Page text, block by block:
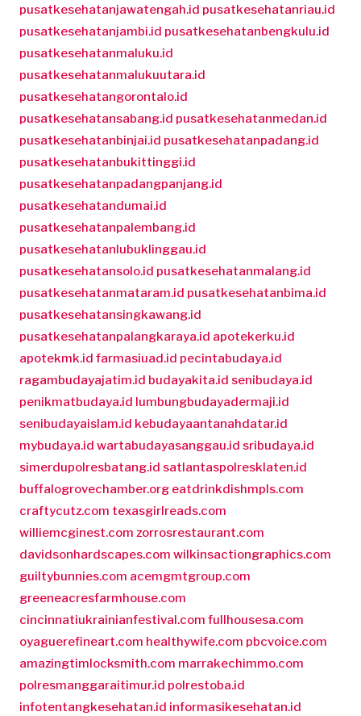
pusatkesehatanjawatengah.id pusatkesehatanriau.id
pusatkesehatanjambi.id pusatkesehatanbengkulu.id
pusatkesehatanmaluku.id
pusatkesehatanmalukuutara.id
pusatkesehatangorontalo.id
pusatkesehatansabang.id pusatkesehatanmedan.id
pusatkesehatanbinjai.id pusatkesehatanpadang.id
pusatkesehatanbukittinggi.id
pusatkesehatanpadangpanjang.id
pusatkesehatandumai.id
pusatkesehatanpalembang.id
pusatkesehatanlubuklinggau.id
pusatkesehatansolo.id pusatkesehatanmalang.id
pusatkesehatanmataram.id pusatkesehatanbima.id
pusatkesehatansingkawang.id
pusatkesehatanpalangkaraya.id apotekerku.id
apotekmk.id farmasiuad.id pecintabudaya.id
ragambudayajatim.id budayakita.id senibudaya.id
penikmatbudaya.id lumbungbudayadermaji.id
senibudayaislam.id kebudayaantanahdatar.id
mybudaya.id wartabudayasanggau.id sribudaya.id
simerdupolresbatang.id satlantaspolresklaten.id
buffalogrovechamber.org eatdrinkdishmpls.com
craftycutz.com texasgirlreads.com
williemcginest.com zorrosrestaurant.com
davidsonhardscapes.com wilkinsactiongraphics.com
guiltybunnies.com acemgmtgroup.com
greeneacresfarmhouse.com
cincinnatiukrainianfestival.com fullhousesa.com
oyaguerefineart.com healthywife.com pbcvoice.com
amazingtimlocksmith.com marrakechimmo.com
polresmanggaraitimur.id polrestoba.id
infotentangkesehatan.id informasikesehatan.id